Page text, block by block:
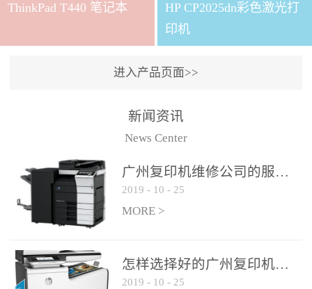
ThinkPad T440 笔记本
HP CP2025dn彩色激光打
印机
进入产品页面>>
新闻资讯
News Center
广州复印机维修公司的服务如何?
2019 - 10 - 25
MORE >
怎样选择好的广州复印机维修公司?
2019 - 10 - 25